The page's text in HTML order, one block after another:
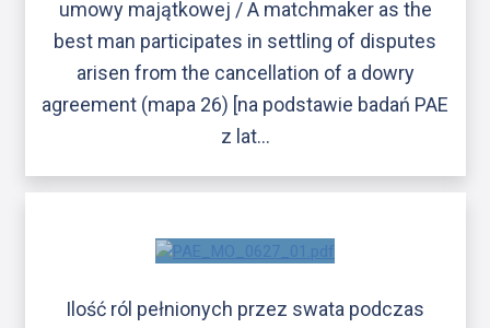
umowy majątkowej / A matchmaker as the
best man participates in settling of disputes
arisen from the cancellation of a dowry
agreement (mapa 26) [na podstawie badań PAE
z lat…
Ilość ról pełnionych przez swata podczas